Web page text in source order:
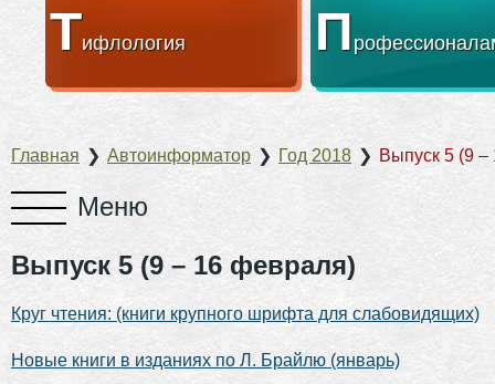
Тифлология П
Главная ❯ Автоинформатор ❯ Год 2018 ❯ Выпуск 5 (9
Выпуск 5 (9 – 16 февраля)
Круг чтения: (книги крупного шрифта для слабовидящих)
Новые книги в изданиях по Л. Брайлю (январь)